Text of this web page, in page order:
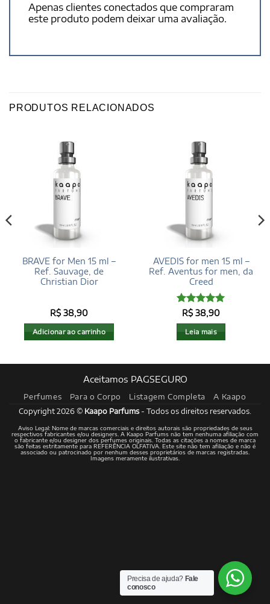
Apenas clientes conectados que compraram
este produto podem deixar uma avaliação.
PRODUTOS RELACIONADOS
BRAVE for Men 15 ml –
Ref. Sauvage, de
Christian Dior
R$38,90
Adicionar ao carrinho
AVEDIS for men 15 ml –
Ref. Aventus for men, da
Creed
Avaliação5
de 5
R$38,90
Leia mais
Aceitamos PAGSEGURO
Perfumes Para o Corpo Listagem Completa A Kaapo
Copyright 2026 © Kaapo Parfums- Todos os direitos reservados.
Aviso Legal: Nome de marcas comerciais e direitos autorais são propriedades de seus
respectivos fabricantes e/ou designers. A Kaapo Parfums não tem nenhuma afiliação com
o fabricante e/ou designer dos perfumes originais. Todas as citações a nomes de marca
são feitas estritamente para REFERÊNCIA OLFATIVA. Este site não tem afiliação e não é
associado ou patrocinado por nenhum desses proprietários de marcas registradas.
Imagens meramente ilustrativas.
Precisa de ajuda? Fale
conosco